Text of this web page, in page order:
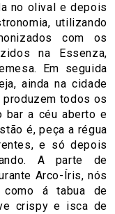
no olival e depois
utilizando
com os
na Essenza,
Em seguida
ainda na cidade
produzem todos os
a céu aberto e
é, peça a régua
e só depois
A parte de
Arco-Íris, nós
como á tabua de
crispy e isca de